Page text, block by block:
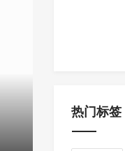
热门标签